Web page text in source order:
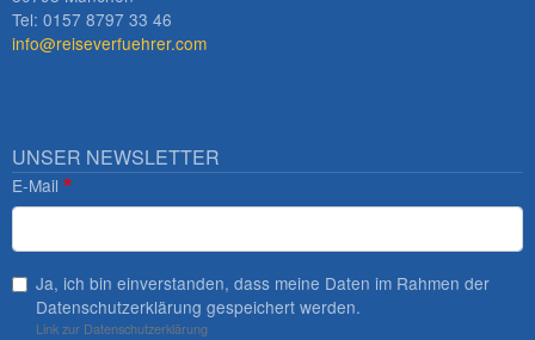
Tel: 0157 8797 33 46
info@reiseverfuehrer.com
UNSER NEWSLETTER
E-Mail
Ja, ich bin einverstanden, dass meine Daten im Rahmen der
Datenschutzerklärung gespeichert werden.
Link zur Datenschutzerklärung